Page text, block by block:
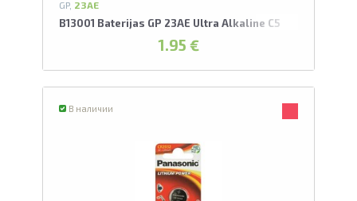
GP, 23AE
B13001 Baterijas GP 23AE Ultra Alkaline C5
1.95 €
В наличии